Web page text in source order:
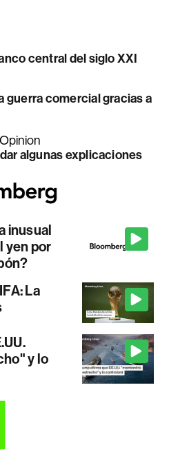
central del siglo XXI
guerra comercial gracias a
algunas explicaciones
inusual
yen por
La
y lo